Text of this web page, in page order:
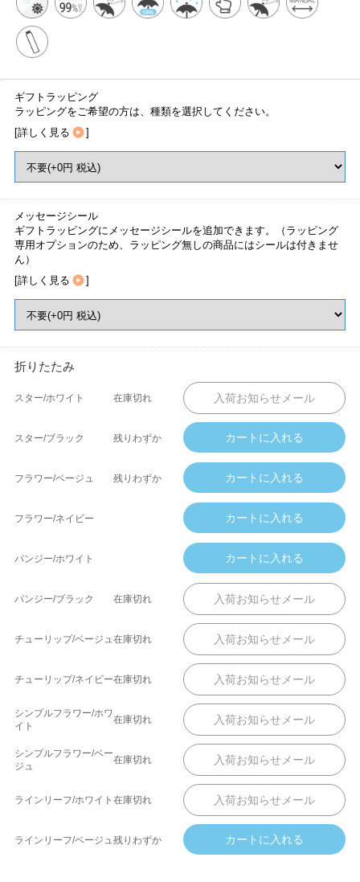
ギフトラッピング
ラッピングをご希望の方は、種類を選択してください。
[詳しく見る ]
メッセージシール
ギフトラッピングにメッセージシールを追加できます。（ラッピング
専用オプションのため、ラッピング無しの商品にはシールは付きませ
ん）
[詳しく見る ]
折りたたみ
スター/ホワイト 在庫切れ
スター/ブラック 残りわずか
フラワー/ベージュ 残りわずか
フラワー/ネイビー
パンジー/ホワイト
パンジー/ブラック 在庫切れ
チューリップ/ベージュ 在庫切れ
チューリップ/ネイビー在庫切れ
シンプルフラワー/ホワ
イト
在庫切れ
シンプルフラワー/ベー
ジュ
在庫切れ
ラインリーフ/ホワイト 在庫切れ
ラインリーフ/ベージュ 残りわずか